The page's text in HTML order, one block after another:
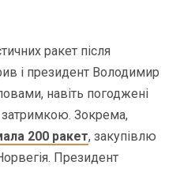
ракет після
і президент Володимир
навіть погоджені
затримкою. Зокрема,
200 ракет, закупівлю
Президент